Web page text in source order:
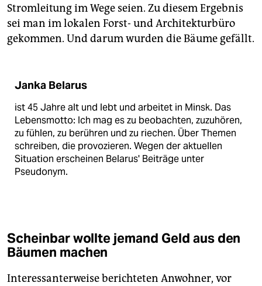
Stromleitung im Wege seien. Zu diesem Ergebnis
sei man im lokalen Forst- und Architekturbüro
gekommen. Und darum wurden die Bäume gefällt.
Janka Belarus
ist 45 Jahre alt und lebt und arbeitet in Minsk. Das
Lebensmotto: Ich mag es zu beobachten, zuzuhören,
zu fühlen, zu berühren und zu riechen. Über Themen
schreiben, die provozieren. Wegen der aktuellen
Situation erscheinen Belarus' Beiträge unter
Pseudonym.
Scheinbar wollte jemand Geld aus den
Bäumen machen
Interessanterweise berichteten Anwohner, vor